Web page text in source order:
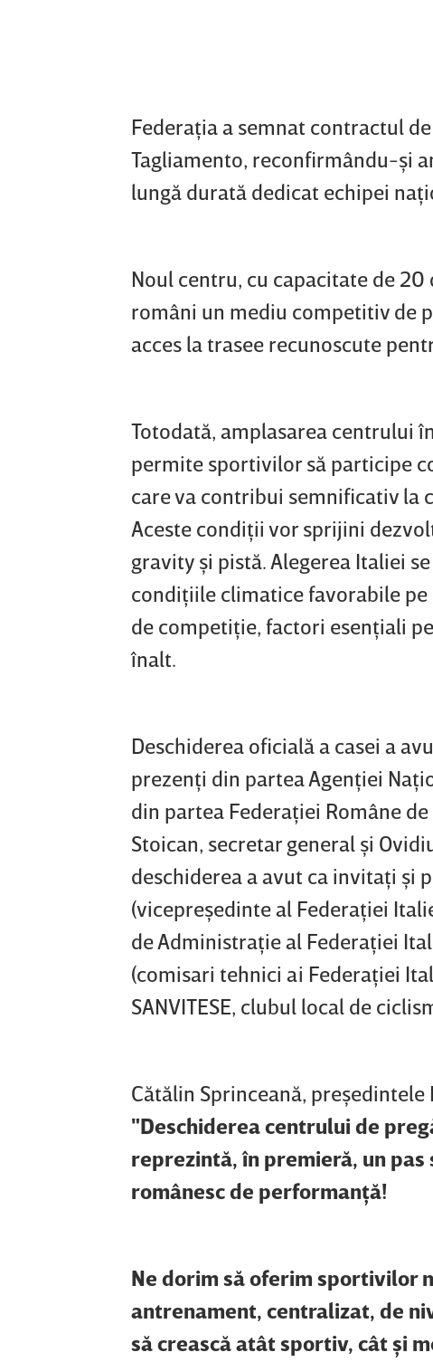
Federaţia a semnat contractul
Tagliamento, reconfirmându-şi
lungă durată dedicat echipei
Noul centru, cu capacitate de
români un mediu competitiv de
acces la trasee recunoscute
Totodată, amplasarea centrului
permite sportivilor să participe
care va contribui semnificativ la
Aceste condiţii vor sprijini
gravity şi pistă. Alegerea Italiei
condiţiile climatice favorabile
de competiţie, factori esenţiali
înalt.
Deschiderea oficială a casei a
prezenţi din partea Agenţiei
din partea Federaţiei Române
Stoican, secretar general şi
deschiderea a avut ca invitaţi şi
(vicepreşedinte al Federaţiei
de Administraţie al Federaţiei
(comisari tehnici ai Federaţiei
SANVITESE, clubul local de
Cătălin Sprinceană,
"Deschiderea centrului de
reprezintă, în premieră, un
românesc de performanţă!
Ne dorim să oferim sportivilor
antrenament, centralizat, de
să crească atât sportiv, cât şi